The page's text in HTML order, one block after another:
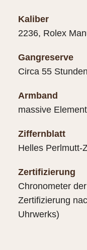
Kaliber
2236, Rolex
Gangreserve
Circa 55 Stunden
Armband
massive
Ziffernblatt
Helles Perlmutt-
Zertifizierung
Chronometer
Zertifizierung
Uhrwerks)